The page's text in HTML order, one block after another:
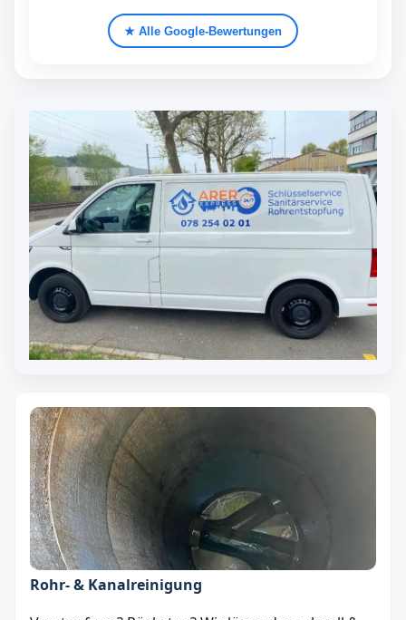
★ Alle Google‑Bewertungen
Rohr- & Kanalreinigung